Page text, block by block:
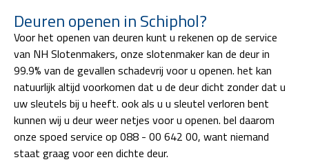
Deuren openen in Schiphol?
Voor het openen van deuren kunt u rekenen op de service
van NH Slotenmakers, onze slotenmaker kan de deur in
99.9% van de gevallen schadevrij voor u openen. het kan
natuurlijk altijd voorkomen dat u de deur dicht zonder dat u
uw sleutels bij u heeft. ook als u u sleutel verloren bent
kunnen wij u deur weer netjes voor u openen. bel daarom
onze spoed service op 088 - 00 642 00, want niemand
staat graag voor een dichte deur.